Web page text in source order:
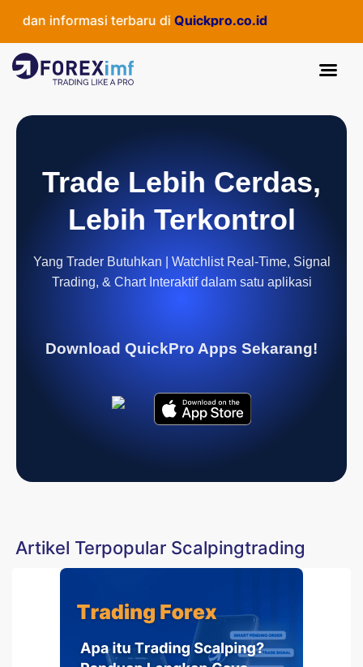
dan informasi terbaru diQuickpro.co.id
Trade Lebih Cerdas,
Lebih Terkontrol
Yang Trader Butuhkan | Watchlist Real-Time, Signal
Trading, & Chart Interaktif dalam satu aplikasi
Download QuickPro Apps Sekarang!
Artikel Terpopular Scalpingtrading